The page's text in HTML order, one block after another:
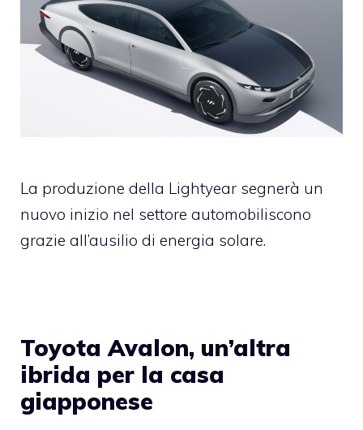
La produzione della Lightyear segnerà un
nuovo inizio nel settore automobiliscono
grazie all’ausilio di energia solare.
Toyota Avalon, un’altra
ibrida per la casa
giapponese